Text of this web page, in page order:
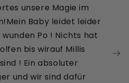
unsere Magie im
Baby leidet leider
Po ! Nichts hat
bis wirauf Millis
! Ein absoluter
und wir sind dafür